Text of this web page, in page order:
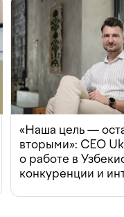
«Наша цель —
вторыми»: CEO
о работе в
конкуренции и